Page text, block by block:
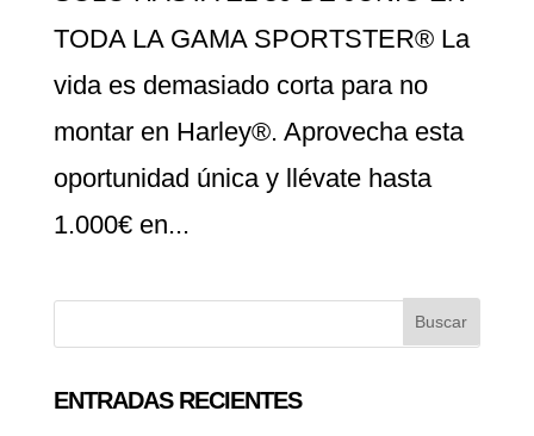
TODA LA GAMA SPORTSTER® La
vida es demasiado corta para no
montar en Harley®. Aprovecha esta
oportunidad única y llévate hasta
1.000€ en...
ENTRADAS RECIENTES